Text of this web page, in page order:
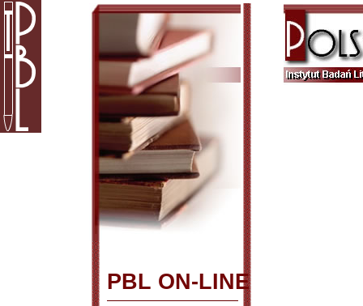
PBL ON-LINE